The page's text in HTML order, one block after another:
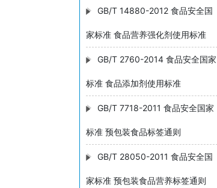
GB/T 14880-2012 食品安全国
家标准 食品营养强化剂使用标准
GB/T 2760-2014 食品安全国家
标准 食品添加剂使用标准
GB/T 7718-2011 食品安全国家
标准 预包装食品标签通则
GB/T 28050-2011 食品安全国
家标准 预包装食品营养标签通则